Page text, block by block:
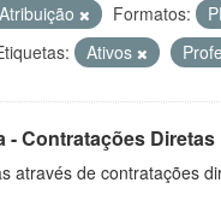
Formatos:
Ativos
- Contratações Diretas
através de contratações